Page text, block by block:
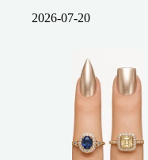
2026-07-20